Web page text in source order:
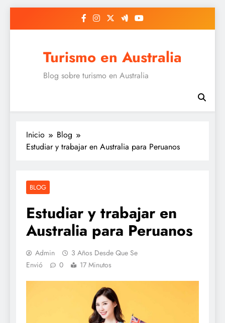
Turismo en Australia
Blog sobre turismo en Australia
Inicio
Blog
Estudiar y trabajar en Australia para Peruanos
BLOG
Estudiar y trabajar en
Australia para Peruanos
Admin
3 Años Desde Que Se
Envió
0 17 Minutos